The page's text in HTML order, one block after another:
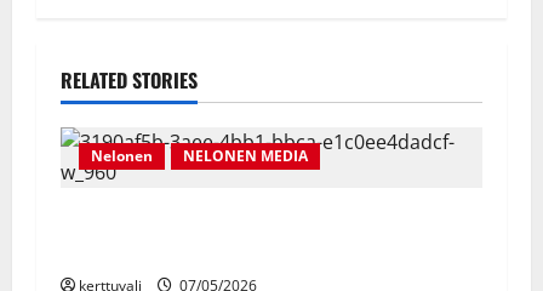
v
i
g
t
RELATED STORIES
Nelonen NELONEN MEDIA
kerttuvali 07/05/2026